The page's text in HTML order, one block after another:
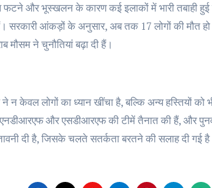
फटने और भूस्खलन के कारण कई इलाकों में भारी तबाही
सरकारी आंकड़ों के अनुसार, अब तक 17 लोगों की मौत
मौसम ने चुनौतियां बढ़ा दी हैं।
न केवल लोगों का ध्यान खींचा है, बल्कि अन्य हस्तियों को
एनडीआरएफ और एसडीआरएफ की टीमें तैनात की हैं, और
दी है, जिसके चलते सतर्कता बरतने की सलाह दी गई